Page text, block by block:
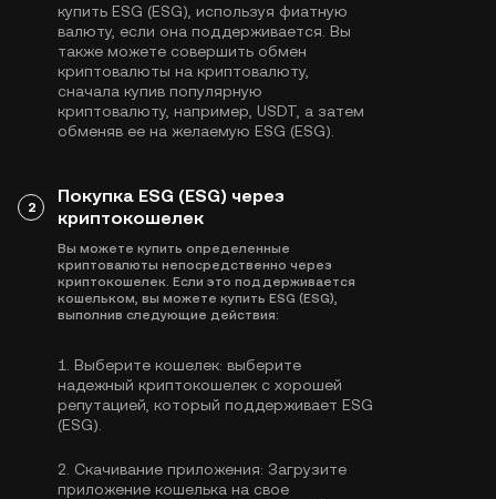
купить ESG (ESG), используя фиатную
валюту, если она поддерживается. Вы
также можете совершить обмен
криптовалюты на криптовалюту,
сначала купив популярную
криптовалюту, например, USDT , а затем
обменяв ее на желаемую ESG (ESG).
2
Покупка ESG (ESG) через
криптокошелек
Вы можете купить определенные
криптовалюты непосредственно через
криптокошелек. Если это поддерживается
кошельком, вы можете купить ESG (ESG),
выполнив следующие действия:
1. Выберите кошелек: выберите
надежный криптокошелек с хорошей
репутацией, который поддерживает ESG
(ESG).
2. Скачивание приложения: Загрузите
приложение кошелька на свое